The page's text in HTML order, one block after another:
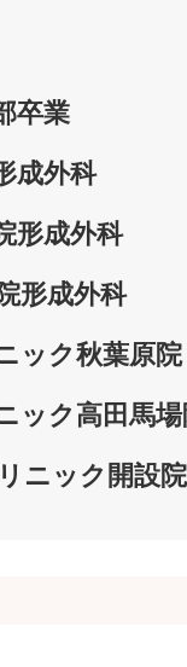
卒業
成外科
形成外科
形成外科
ック秋葉原院
ック高田馬
ニック 開設